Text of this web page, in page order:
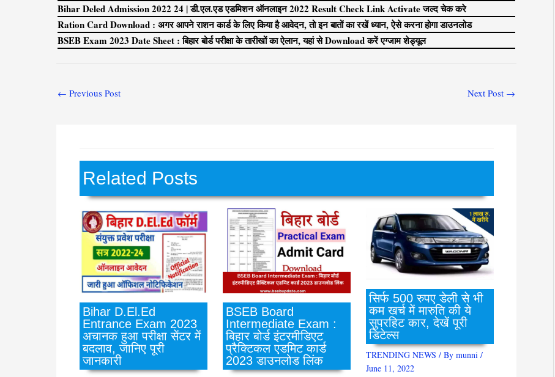
Bihar Deled Admission 2022 24 | डी.एल.एड एडमिशन ऑनलाइन 2022 Result Check Link Activate जल्द चेक करे
Ration Card Download : अगर आपने राशन कार्ड के लिए किया है आवेदन, तो इन बातों का रखें ध्यान, ऐसे करना होगा डाउनलोड
BSEB Exam 2023 Date Sheet : बिहार बोर्ड परीक्षा के तारीखों का ऐलान, यहां से Download करें एग्जाम शेड्यूल
← Previous Post Next Post →
Related Posts
Bihar D.El.Ed
Entrance Exam 2023
अचानक हुआ परीक्षा सेंटर में
बदलाव, जानिए पूरी
जानकारी
BSEB Board
Intermediate Exam :
बिहार बोर्ड इंटरमीडिएट
प्रैक्टिकल एडमिट कार्ड
2023 डाउनलोड लिंक
सिर्फ 500 रुपए डेली से भी
कम खर्च में मारुति की ये
सुपरहिट कार, देखें पूरी
डिटेल्स
TRENDING NEWS / By munni /
June 11, 2022